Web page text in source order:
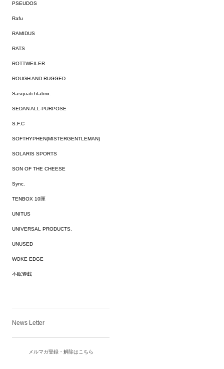
PSEUDOS
Rafu
RAMIDUS
RATS
ROTTWEILER
ROUGH AND RUGGED
Sasquatchfabrix.
SEDAN ALL-PURPOSE
S.F.C
SOFTHYPHEN(MISTERGENTLEMAN)
SOLARIS SPORTS
SON OF THE CHEESE
Sync.
TENBOX 10匣
UNITUS
UNIVERSAL PRODUCTS.
UNUSED
WOKE EDGE
不眠遊戯
News Letter
メルマガ登録・解除はこちら